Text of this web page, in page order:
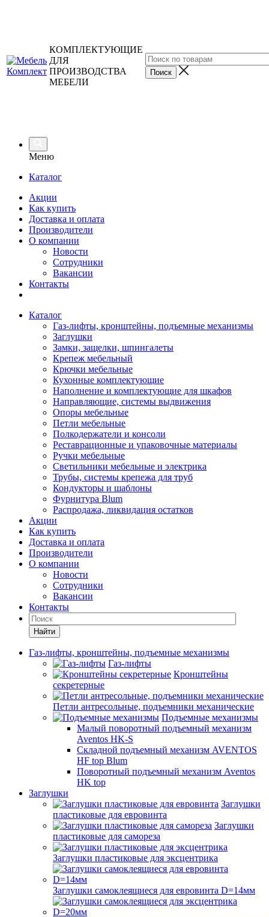
КОМПЛЕКТУЮЩИЕ
ДЛЯ
ПРОИЗВОДСТВА
МЕБЕЛИ
Меню
Каталог
Акции
Как купить
Доставка и оплата
Производители
О компании
Новости
Сотрудники
Вакансии
Контакты
Каталог
Газ-лифты, кронштейны, подъемные механизмы
Заглушки
Замки, защелки, шпингалеты
Крепеж мебельный
Крючки мебельные
Кухонные комплектующие
Наполнение и комплектующие для шкафов
Направляющие, системы выдвижения
Опоры мебельные
Петли мебельные
Полкодержатели и консоли
Реставрационные и упаковочные материалы
Ручки мебельные
Светильники мебельные и электрика
Трубы, системы крепежа для труб
Кондукторы и шаблоны
Фурнитура Blum
Распродажа, ликвидация остатков
Акции
Как купить
Доставка и оплата
Производители
О компании
Новости
Сотрудники
Вакансии
Контакты
Найти
Газ-лифты, кронштейны, подъемные механизмы
Газ-лифты
Кронштейны
секретерные
Петли антресольные, подъемники механические
Подъемные механизмы
Малый поворотный подъемный механизм
Aventos HK-S
Складной подъемный механизм AVENTOS
HF top Blum
Поворотный подъемный механизм Aventos
HK top
Заглушки
Заглушки
пластиковые для евровинта
Заглушки
пластиковые для самореза
Заглушки пластиковые для эксцентрика
Заглушки самоклеящиеся для евровинта D=14мм